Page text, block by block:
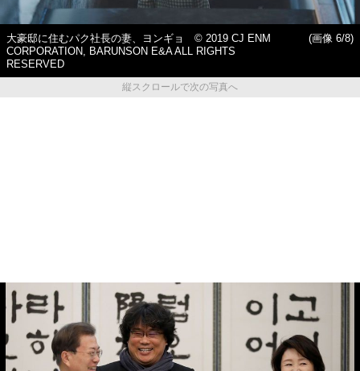
大豪邸に住むパク社長の妻、ヨンギョ © 2019 CJ ENM
CORPORATION, BARUNSON E&A ALL RIGHTS
RESERVED
(画像 6/8)
縦スクロールで次の写真へ